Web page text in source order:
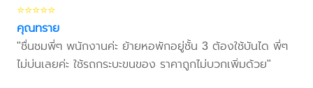
⭐⭐⭐⭐⭐
คุณทราย
"ชื่นชมพี่ๆ พนักงานค่ะ ย้ายหอพักอยู่ชั้น 3 ต้องใช้บันได พี่ๆ
ไม่บ่นเลยค่ะ ใช้รถกระบะขนของ ราคาถูกไม่บวกเพิ่มด้วย"